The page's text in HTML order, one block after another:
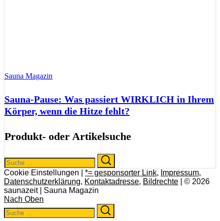
Sauna Magazin
Sauna-Pause: Was passiert WIRKLICH in Ihrem
Körper, wenn die Hitze fehlt?
Produkt- oder Artikelsuche
Search
for:
Cookie Einstellungen | *= gesponsorter Link, Impressum,
Datenschutzerklärung, Kontaktadresse, Bildrechte | © 2026
saunazeit | Sauna Magazin
Nach Oben
Search
for: